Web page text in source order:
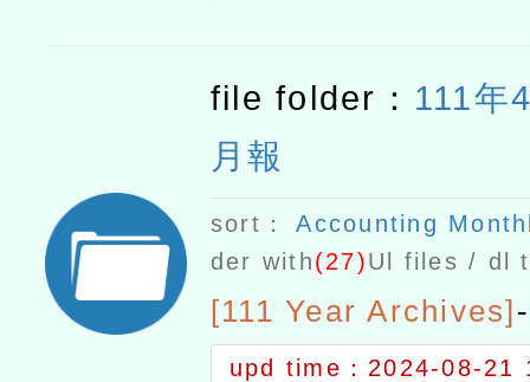
file folder： 111年
月報
sort：
Accounting
der with(27)Ul files / dl
[111 Year Archives]-
upd time：2024-08-21